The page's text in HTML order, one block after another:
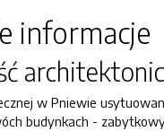
informacje
w Pniewie
budynkach -